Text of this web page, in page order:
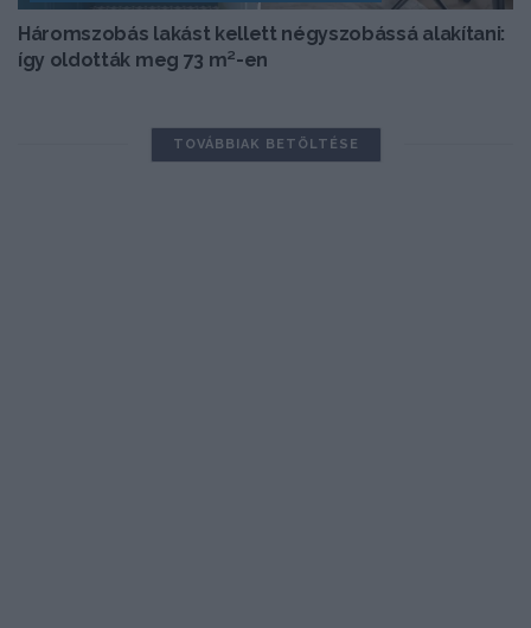
Háromszobás lakást kellett négyszobássá alakítani:
így oldották meg 73 m²-en
TOVÁBBIAK BETÖLTÉSE